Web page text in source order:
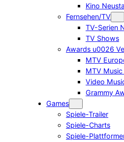
Kino
Fernsehen/TV
TV-Serien
TV Shows
Awards u0026
MTV
MTV
Video
Grammy
Games
Spiele-Trailer
Spiele-Charts
Spiele-